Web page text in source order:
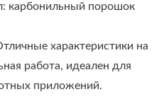
карбонильный порошок
характеристики на
работа, идеален для
приложений.